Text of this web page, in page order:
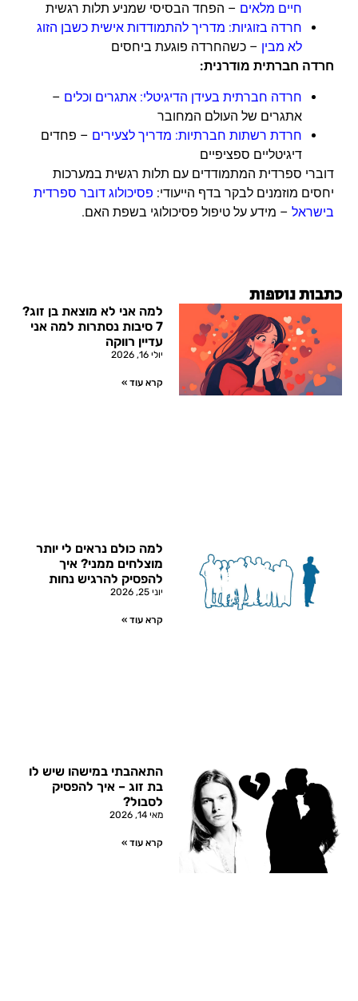
חיים מלאים – הפחד הבסיסי שמניע תלות רגשית
חרדה בזוגיות: מדריך להתמודדות אישית כשבן הזוג
לא מבין – כשהחרדה פוגעת ביחסים
חרדה חברתית מודרנית:
חרדה חברתית בעידן הדיגיטלי: אתגרים וכלים –
אתגרים של העולם המחובר
חרדת רשתות חברתיות: מדריך לצעירים – פחדים
דיגיטליים ספציפיים
דוברי ספרדית המתמודדים עם תלות רגשית במערכות
יחסים מוזמנים לבקר בדף הייעודי: פסיכולוג דובר ספרדית
בישראל – מידע על טיפול פסיכולוגי בשפת האם.
כתבות נוספות
למה אני לא מוצאת בן זוג?
7 סיבות נסתרות למה אני
עדיין רווקה
יולי 16, 2026
קרא עוד »
למה כולם נראים לי יותר
מוצלחים ממני? איך
להפסיק להרגיש נחות
יוני 25, 2026
קרא עוד »
התאהבתי במישהו שיש לו
בת זוג – איך להפסיק
לסבול?
מאי 14, 2026
קרא עוד »